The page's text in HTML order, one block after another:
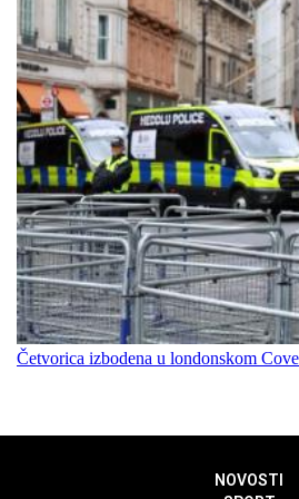
Četvorica izbodena u londonskom
NOVOSTI